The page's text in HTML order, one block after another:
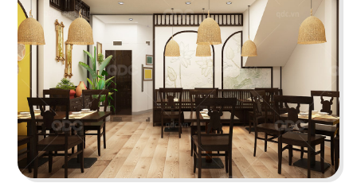
63
CHARM
Bistro & Cafe
64
A MÀ KITCHEN
Nhà hàng Hongkong